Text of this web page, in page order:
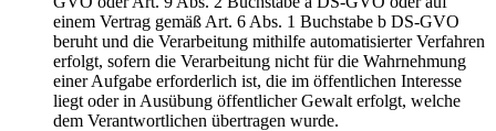
einem Vertrag gemäß Art. 6 Abs. 1 Buchstabe b DS-GVO
beruht und die Verarbeitung mithilfe automatisierter Verfahren
erfolgt, sofern die Verarbeitung nicht für die Wahrnehmung
einer Aufgabe erforderlich ist, die im öffentlichen Interesse
liegt oder in Ausübung öffentlicher Gewalt erfolgt, welche
dem Verantwortlichen übertragen wurde.